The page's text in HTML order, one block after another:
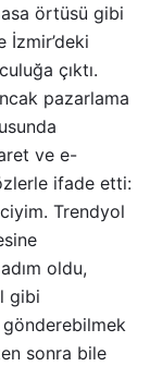
örtüsü gibi
çıktı.
pazarlama
ve e-
ifade etti:
Trendyol
oldu,
gibi
sonra bile